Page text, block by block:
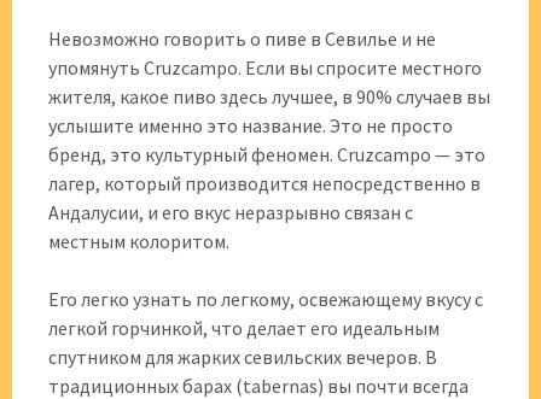
Невозможно говорить о пиве в Севилье и не
упомянуть Cruzcampo. Если вы спросите местного
жителя, какое пиво здесь лучшее, в 90% случаев вы
услышите именно это название. Это не просто
бренд, это культурный феномен. Cruzcampo — это
лагер, который производится непосредственно в
Андалусии, и его вкус неразрывно связан с
местным колоритом.
Его легко узнать по легкому, освежающему вкусу с
легкой горчинкой, что делает его идеальным
спутником для жарких севильских вечеров. В
традиционных барах (tabernas) вы почти всегда